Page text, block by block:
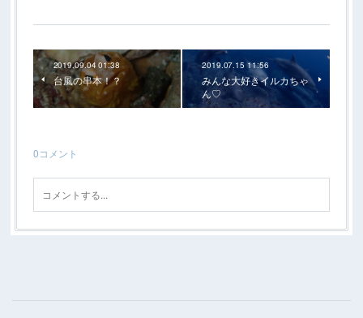
2019.09.04 01:38
台風の串本！？
2019.07.15 11:56
みんな大好きイルカちゃ
ん♡
0コメント